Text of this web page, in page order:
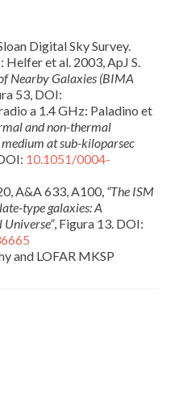
Digital Sky Survey.
et al. 2003, ApJ S.
Nearby Galaxies (BIMA
53, DOI:
a 1.4 GHz: Paladino et
and non-thermal
at sub-kiloparsec
10.1051/0004-
A&A 633, A100, “The ISM
type galaxies: A
, Figura 13. DOI:
and LOFAR MKSP